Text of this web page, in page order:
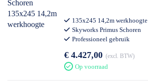
135x245 14,2m werkhoogte
Skyworks Primus Schoren
Professioneel gebruik
€ 4.427,00 excl. BTW
Op voorraad